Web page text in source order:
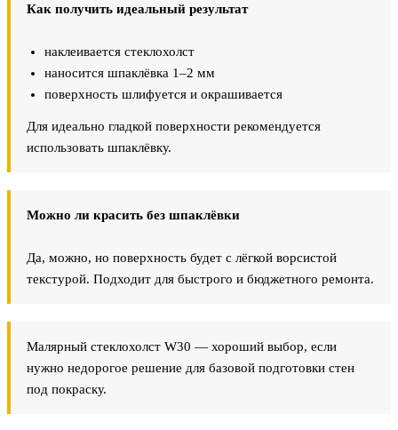
Как получить идеальный результат
наклеивается стеклохолст
наносится шпаклёвка 1–2 мм
поверхность шлифуется и окрашивается
Для идеально гладкой поверхности рекомендуется
использовать шпаклёвку.
Можно ли красить без шпаклёвки
Да, можно, но поверхность будет с лёгкой ворсистой
текстурой. Подходит для быстрого и бюджетного ремонта.
Малярный стеклохолст W30 — хороший выбор, если
нужно недорогое решение для базовой подготовки стен
под покраску.